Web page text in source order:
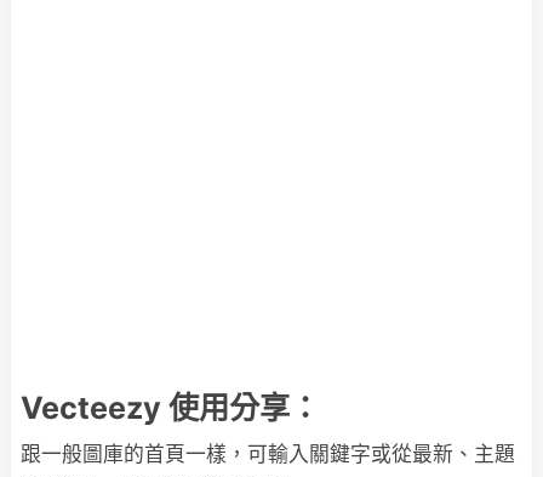
Vecteezy 使用分享：
跟一般圖庫的首頁一樣，可輸入關鍵字或從最新、主題